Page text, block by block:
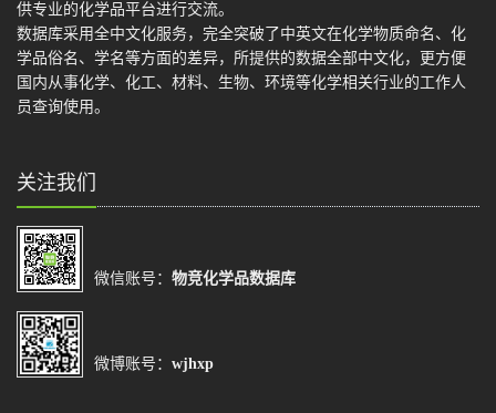
供专业的化学品平台进行交流。
数据库采用全中文化服务，完全突破了中英文在化学物质命名、化
学品俗名、学名等方面的差异，所提供的数据全部中文化，更方便
国内从事化学、化工、材料、生物、环境等化学相关行业的工作人
员查询使用。
关注我们
微信账号： 物竞化学品数据库
微博账号： wjhxp